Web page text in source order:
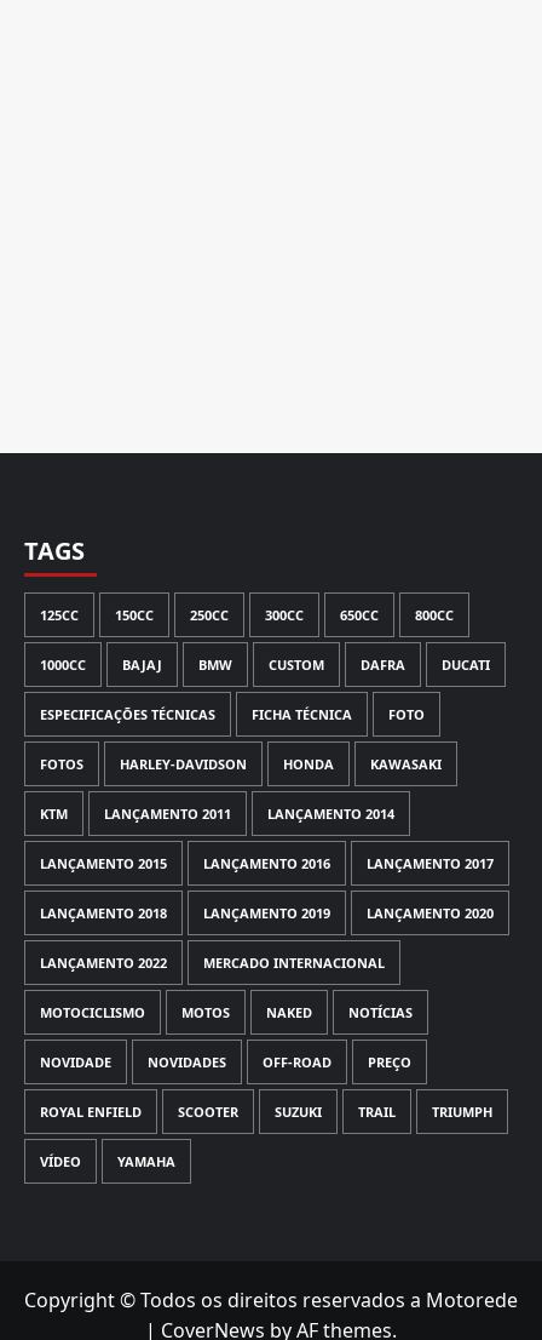
TAGS
125CC 150CC 250CC 300CC 650CC 800CC
1000CC BAJAJ BMW CUSTOM DAFRA DUCATI
ESPECIFICAÇÕES TÉCNICAS FICHA TÉCNICA FOTO
FOTOS HARLEY-DAVIDSON HONDA KAWASAKI
KTM LANÇAMENTO 2011 LANÇAMENTO 2014
LANÇAMENTO 2015 LANÇAMENTO 2016 LANÇAMENTO 2017
LANÇAMENTO 2018 LANÇAMENTO 2019 LANÇAMENTO 2020
LANÇAMENTO 2022 MERCADO INTERNACIONAL
MOTOCICLISMO MOTOS NAKED NOTÍCIAS
NOVIDADE NOVIDADES OFF-ROAD PREÇO
ROYAL ENFIELD SCOOTER SUZUKI TRAIL TRIUMPH
VÍDEO YAMAHA
Copyright © Todos os direitos reservados a Motorede
| CoverNews by AF themes.